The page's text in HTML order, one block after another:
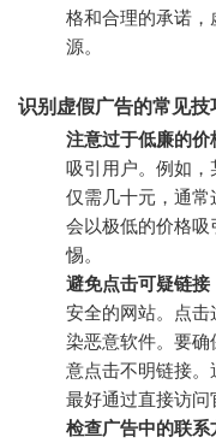
格和合理的承诺
源。
识别虚假广告的常见技
注意过于低廉的价
吸引用户。例如
仅需几十元，通
会以极低的价格
惕。
避免点击可疑链接
安全的网站。点
染恶意软件。要
意点击不明链接。
最好通过直接访问
检查广告中的联系